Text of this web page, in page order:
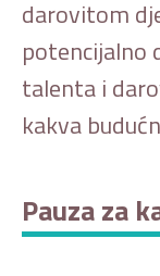
darovitom
potencijalno
talenta i
kakva
Pauza za